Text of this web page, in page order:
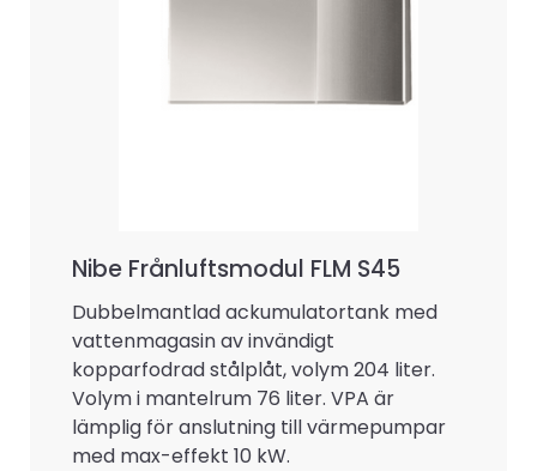
Nibe Frånluftsmodul FLM S45
Dubbelmantlad ackumulatortank med
vattenmagasin av invändigt
kopparfodrad stålplåt, volym 204 liter.
Volym i mantelrum 76 liter. VPA är
lämplig för anslutning till värmepumpar
med max-effekt 10 kW.